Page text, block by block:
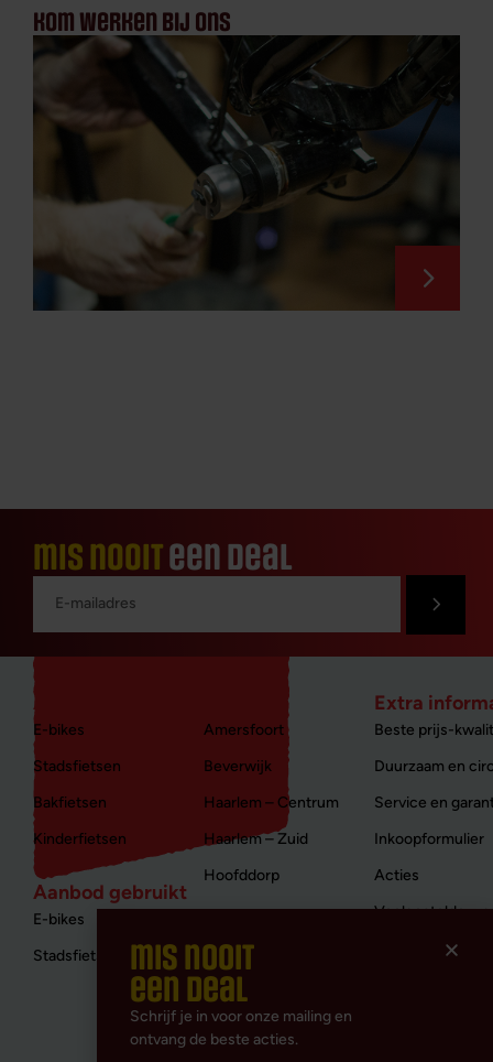
kom werken bij ons
mis nooiteen deal
Aanbod nieuw
E-bikes
Stadsfietsen
Bakfietsen
Kinderfietsen
Aanbod gebruikt
E-bikes
Stadsfietsen
Amersfoort
Beverwijk
Haarlem – Centrum
Haarlem – Zuid
Hoofddorp
Extra
Beste prijs-
Duurzaam en
Service en
Inkoopformulier
Acties
Veelgestelde
mis nooit
een deal
Schrijf je in voor onze mailing en
ontvang de beste acties.